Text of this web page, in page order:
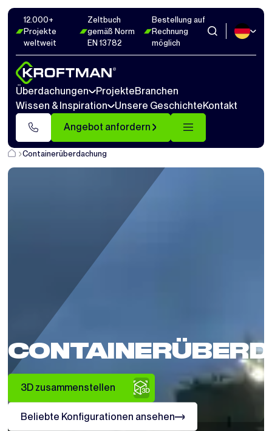
12.000+
Projekte
weltweit
Zeltbuch
gemäß Norm
EN 13782
Bestellung auf
Rechnung
möglich
Überdachungen ProjekteBranchen
Wissen & Inspiration
Unsere GeschichteKontakt
Angebot anfordern
Containerüberdachung
3D zusammenstellen
Beliebte Konfigurationen ansehen